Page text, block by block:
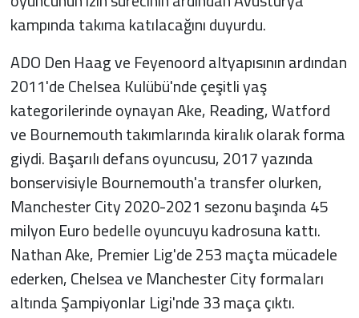
kampında takıma katılacağını duyurdu.
ADO Den Haag ve Feyenoord altyapısının ardından
2011'de Chelsea Kulübü'nde çeşitli yaş
kategorilerinde oynayan Ake, Reading, Watford
ve Bournemouth takımlarında kiralık olarak forma
giydi. Başarılı defans oyuncusu, 2017 yazında
bonservisiyle Bournemouth'a transfer olurken,
Manchester City 2020-2021 sezonu başında 45
milyon Euro bedelle oyuncuyu kadrosuna kattı.
Nathan Ake, Premier Lig'de 253 maçta mücadele
ederken, Chelsea ve Manchester City formaları
altında Şampiyonlar Ligi'nde 33 maça çıktı.